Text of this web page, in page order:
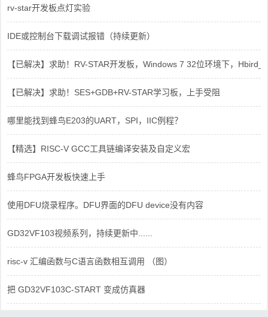
rv-star开发板点灯实验
IDE或控制台下载调试报错（持续更新）
【已解决】求助！RV-STAR开发板，Windows 7 32位环境下，
【已解决】求助！SES+GDB+RV-STAR学习板，上手受阻
哪里能找到蜂鸟E203的UART，SPI，IIC例程？
【精选】RISC-V GCC工具链编译安装及自定义宏
蜂鸟FPGA开发板快速上手
使用DFU烧录程序。DFU界面的DFU device没有内容
GD32VF103视频系列，持续更新中......
risc-v 汇编函数与C语言函数相互调用 （图）
把 GD32VF103C-START 变成仿真器